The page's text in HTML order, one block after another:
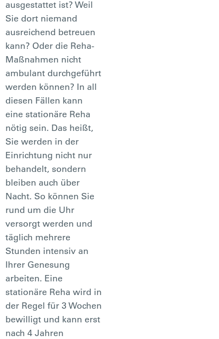
ausgestattet ist? Weil
Sie dort niemand
ausreichend betreuen
kann? Oder die Reha-
Maßnahmen nicht
ambulant durchgeführt
werden können? In all
diesen Fällen kann
eine stationäre Reha
nötig sein. Das heißt,
Sie werden in der
Einrichtung nicht nur
behandelt, sondern
bleiben auch über
Nacht. So können Sie
rund um die Uhr
versorgt werden und
täglich mehrere
Stunden intensiv an
Ihrer Genesung
arbeiten. Eine
stationäre Reha wird in
der Regel für 3 Wochen
bewilligt und kann erst
nach 4 Jahren